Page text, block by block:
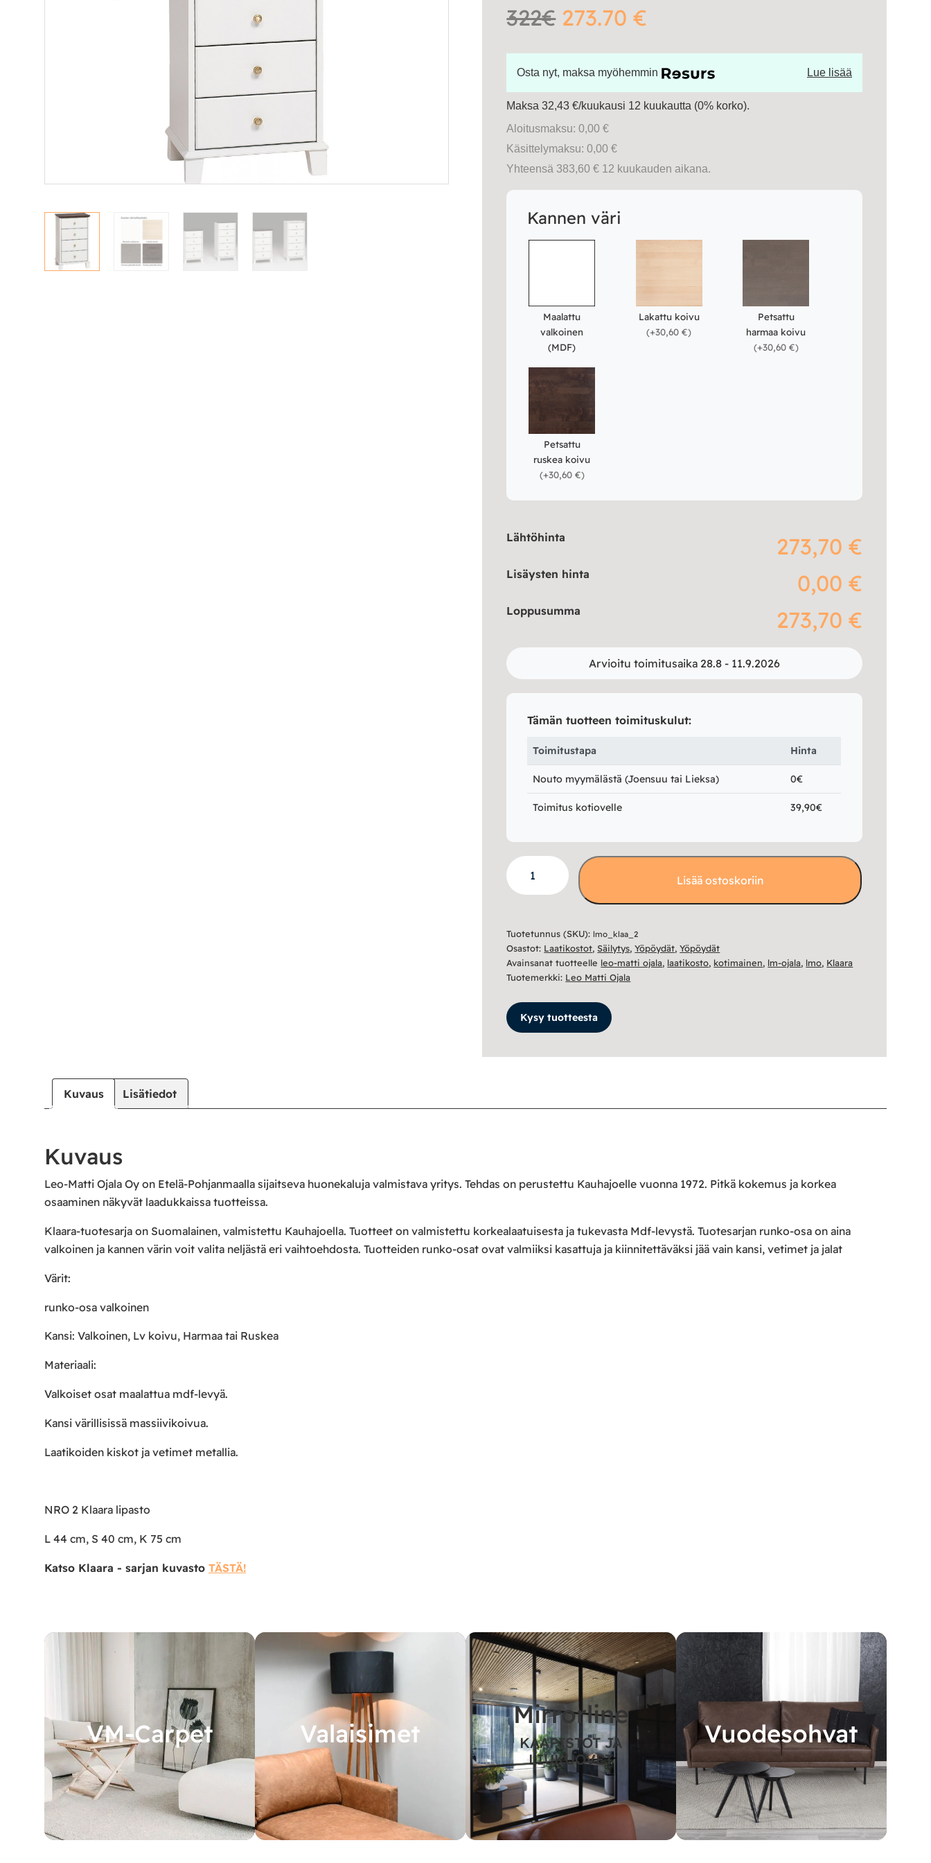
Vitriinit
Tasot
Senkit
322€273.70 €
Osta nyt, maksa myöhemmin Lue lisää
Maksa 32,43 €/kuukausi 12 kuukautta (0% korko).
Aloitusmaksu: 0,00 €
Käsittelymaksu: 0,00 €
Yhteensä 383,60 € 12 kuukauden aikana.
Kannen väri
Maalattu
valkoinen
(MDF)
Lakattu koivu
(+30,60 €)
Petsattu
harmaa koivu
(+30,60 €)
Petsattu
ruskea koivu
(+30,60 €)
Lähtöhinta 273,70 €
Lisäysten hinta 0,00 €
Loppusumma 273,70 €
Arvioitu toimitusaika 28.8 - 11.9.2026
Tämän tuotteen toimituskulut:
Toimitustapa Hinta
Nouto myymälästä (Joensuu tai Lieksa) 0€
Toimitus kotiovelle 39,90€
Klaara
lipasto
määrä
Lisää ostoskoriin
Tuotetunnus (SKU):lmo_klaa_2
Osastot: Laatikostot,Säilytys,Yöpöydät,Yöpöydät
Avainsanat tuotteelle leo-matti ojala, laatikosto, kotimainen, lm-ojala, lmo, Klaara
Tuotemerkki: Leo Matti Ojala
Kysy tuotteesta
Kuvaus Lisätiedot
Kuvaus
Leo-Matti Ojala Oy on Etelä-Pohjanmaalla sijaitseva huonekaluja valmistava yritys. Tehdas on perustettu Kauhajoelle vuonna 1972. Pitkä kokemus ja korkea
osaaminen näkyvät laadukkaissa tuotteissa.
Klaara-tuotesarja on Suomalainen, valmistettu Kauhajoella. Tuotteet on valmistettu korkealaatuisesta ja tukevasta Mdf-levystä. Tuotesarjan runko-osa on aina
valkoinen ja kannen värin voit valita neljästä eri vaihtoehdosta. Tuotteiden runko-osat ovat valmiiksi kasattuja ja kiinnitettäväksi jää vain kansi, vetimet ja jalat
Värit:
runko-osa valkoinen
Kansi: Valkoinen, Lv koivu, Harmaa tai Ruskea
Materiaali:
Valkoiset osat maalattua mdf-levyä.
Kansi värillisissä massiivikoivua.
Laatikoiden kiskot ja vetimet metallia.
NRO 2 Klaara lipasto
L 44 cm, S 40 cm, K 75 cm
Katso Klaara - sarjan kuvasto TÄSTÄ!
VM-Carpet Valaisimet
Mirrorline
KAAPISTOT JA
LIUKUOVET
Vuodesohvat